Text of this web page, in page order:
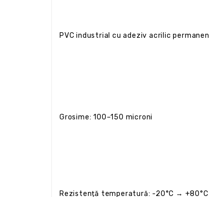
PVC industrial cu adeziv acrilic
Grosime: 100–150 microni
Rezistență temperatură: -20°C → +80°C